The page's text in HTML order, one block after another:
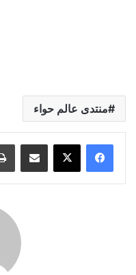
منتدى عالم حواء
مشاركة عبر البريد